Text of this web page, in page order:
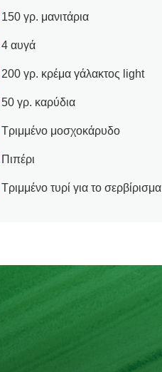
150 γρ. μανιτάρια
4 αυγά
200 γρ. κρέμα γάλακτος light
50 γρ. καρύδια
Τριμμένο μοσχοκάρυδο
Πιπέρι
Τριμμένο τυρί για το σερβίρισμα